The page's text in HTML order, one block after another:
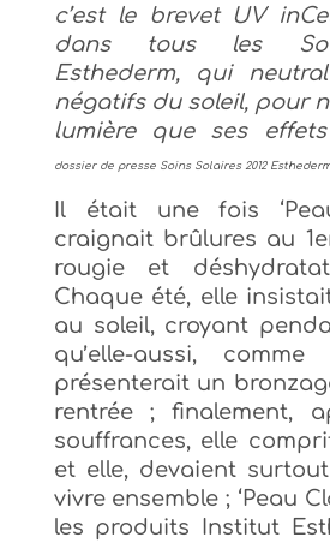
c’est le brevet UV
dans tous les
Esthederm, qui
négatifs du soleil, pour
lumière que ses
dossier de presse Soins Solaires 2012
Il était une fois
craignait brûlures au
rougie et
Chaque été, elle
au soleil, croyant
qu’elle-aussi, comme
présenterait un
rentrée ; finalement,
souffrances, elle
et elle, devaient
vivre ensemble ; ‘Peau
les produits Institut